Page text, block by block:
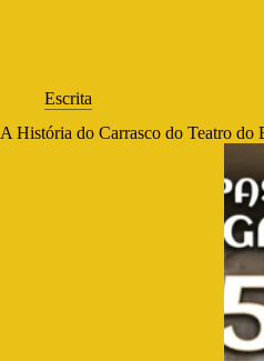
Escrita
A História do Carrasco do Teatro do